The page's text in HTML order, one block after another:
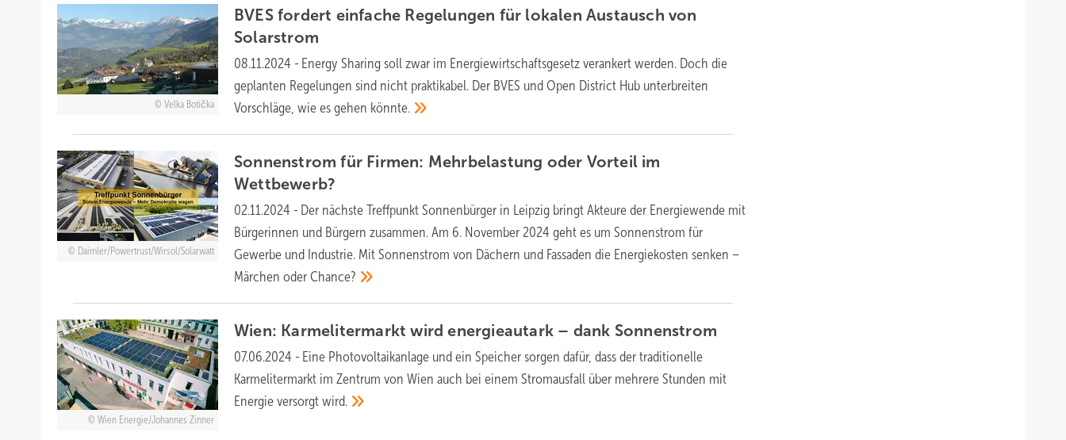
Velka Botička
BVES fordert einfache Regelungen für lokalen Austausch von
Solarstrom
08.11.2024 - Energy Sharing soll zwar im Energiewirtschaftsgesetz verankert werden. Doch die
geplanten Regelungen sind nicht praktikabel. Der BVES und Open District Hub unterbreiten
Vorschläge, wie es gehen könnte.
Daimler/Powertrust/Wirsol/Solarwatt
Sonnenstrom für Firmen: Mehrbelastung oder Vorteil im
Wettbewerb?
02.11.2024 - Der nächste Treffpunkt Sonnenbürger in Leipzig bringt Akteure der Energiewende mit
Bürgerinnen und Bürgern zusammen. Am 6. November 2024 geht es um Sonnenstrom für
Gewerbe und Industrie. Mit Sonnenstrom von Dächern und Fassaden die Energiekosten senken –
Märchen oderChance?
Wien Energie/Johannes Zinner
Wien: Karmelitermarkt wird energieautark – dank Sonnenstrom
07.06.2024 - Eine Photovoltaikanlage und ein Speicher sorgen dafür, dass der traditionelle
Karmelitermarkt im Zentrum von Wien auch bei einem Stromausfall über mehrere Stunden mit
Energie versorgtwird.